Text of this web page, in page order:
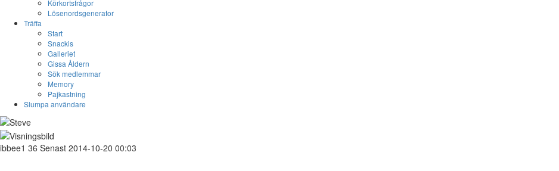
Körkortsfrågor
Lösenordsgenerator
Träffa
Start
Snackis
Galleriet
Gissa Åldern
Sök medlemmar
Memory
Pajkastning
Slumpa användare
ibbee1 36 Senast 2014-10-20 00:03